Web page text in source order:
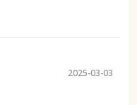
2025-03-03